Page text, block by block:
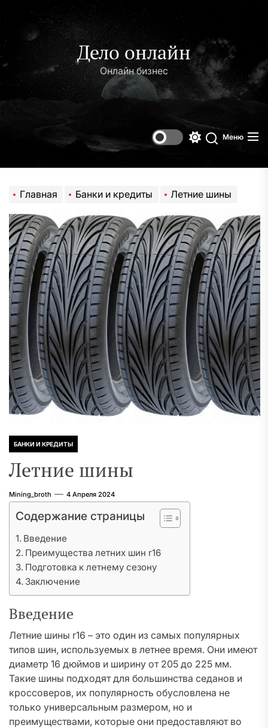
содержимому
Дело онлайн
Онлайн бизнес
Поиск
Меню
Главная Банки и кредиты Летние шины
БАНКИ И КРЕДИТЫ
Летние шины
Mining_broth 4 Апреля 2024
Содержание страницы
Введение
Преимущества летних шин r16
Подготовка к летнему сезону
Заключение
Введение
Летние шины r16 – это один из самых популярных
типов шин, используемых в летнее время. Они имеют
диаметр 16 дюймов и ширину от 205 до 225 мм.
Такие шины подходят для большинства седанов и
кроссоверов, их популярность обусловлена не
только универсальным размером, но и
преимуществами, которые они предоставляют во